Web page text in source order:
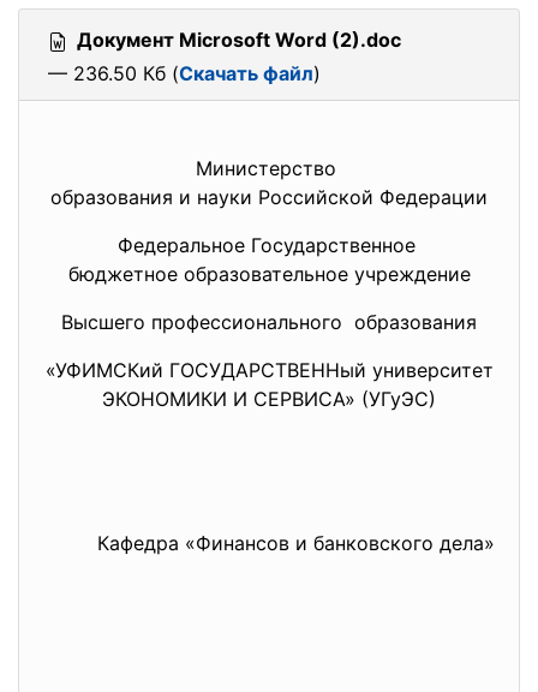
Документ Microsoft Word (2).doc
— 236.50 Кб (Скачать файл)
Министерство
образования и науки Российской Федерации
Федеральное Государственное
бюджетное образовательное учреждение
Высшего профессионального образования
«УФИМСКий ГОСУДАРСТВЕННый университет
ЭКОНОМИКИ И СЕРВИСА» (УГуЭС)
Кафедра «Финансов и банковского дела»